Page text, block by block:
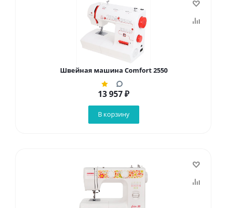
Швейная машина Comfort 2550
13 957₽
В корзину